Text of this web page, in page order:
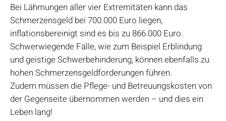
Bei Lähmungen aller vier Extremitäten kann das
Schmerzensgeld bei 700.000 Euro liegen,
inflationsbereinigt sind es bis zu 866.000 Euro.
Schwerwiegende Fälle, wie zum Beispiel Erblindung
und geistige Schwerbehinderung, können ebenfalls zu
hohen Schmerzensgeldforderungen führen.
Zudem müssen die Pflege- und Betreuungskosten von
der Gegenseite übernommen werden – und dies ein
Leben lang!